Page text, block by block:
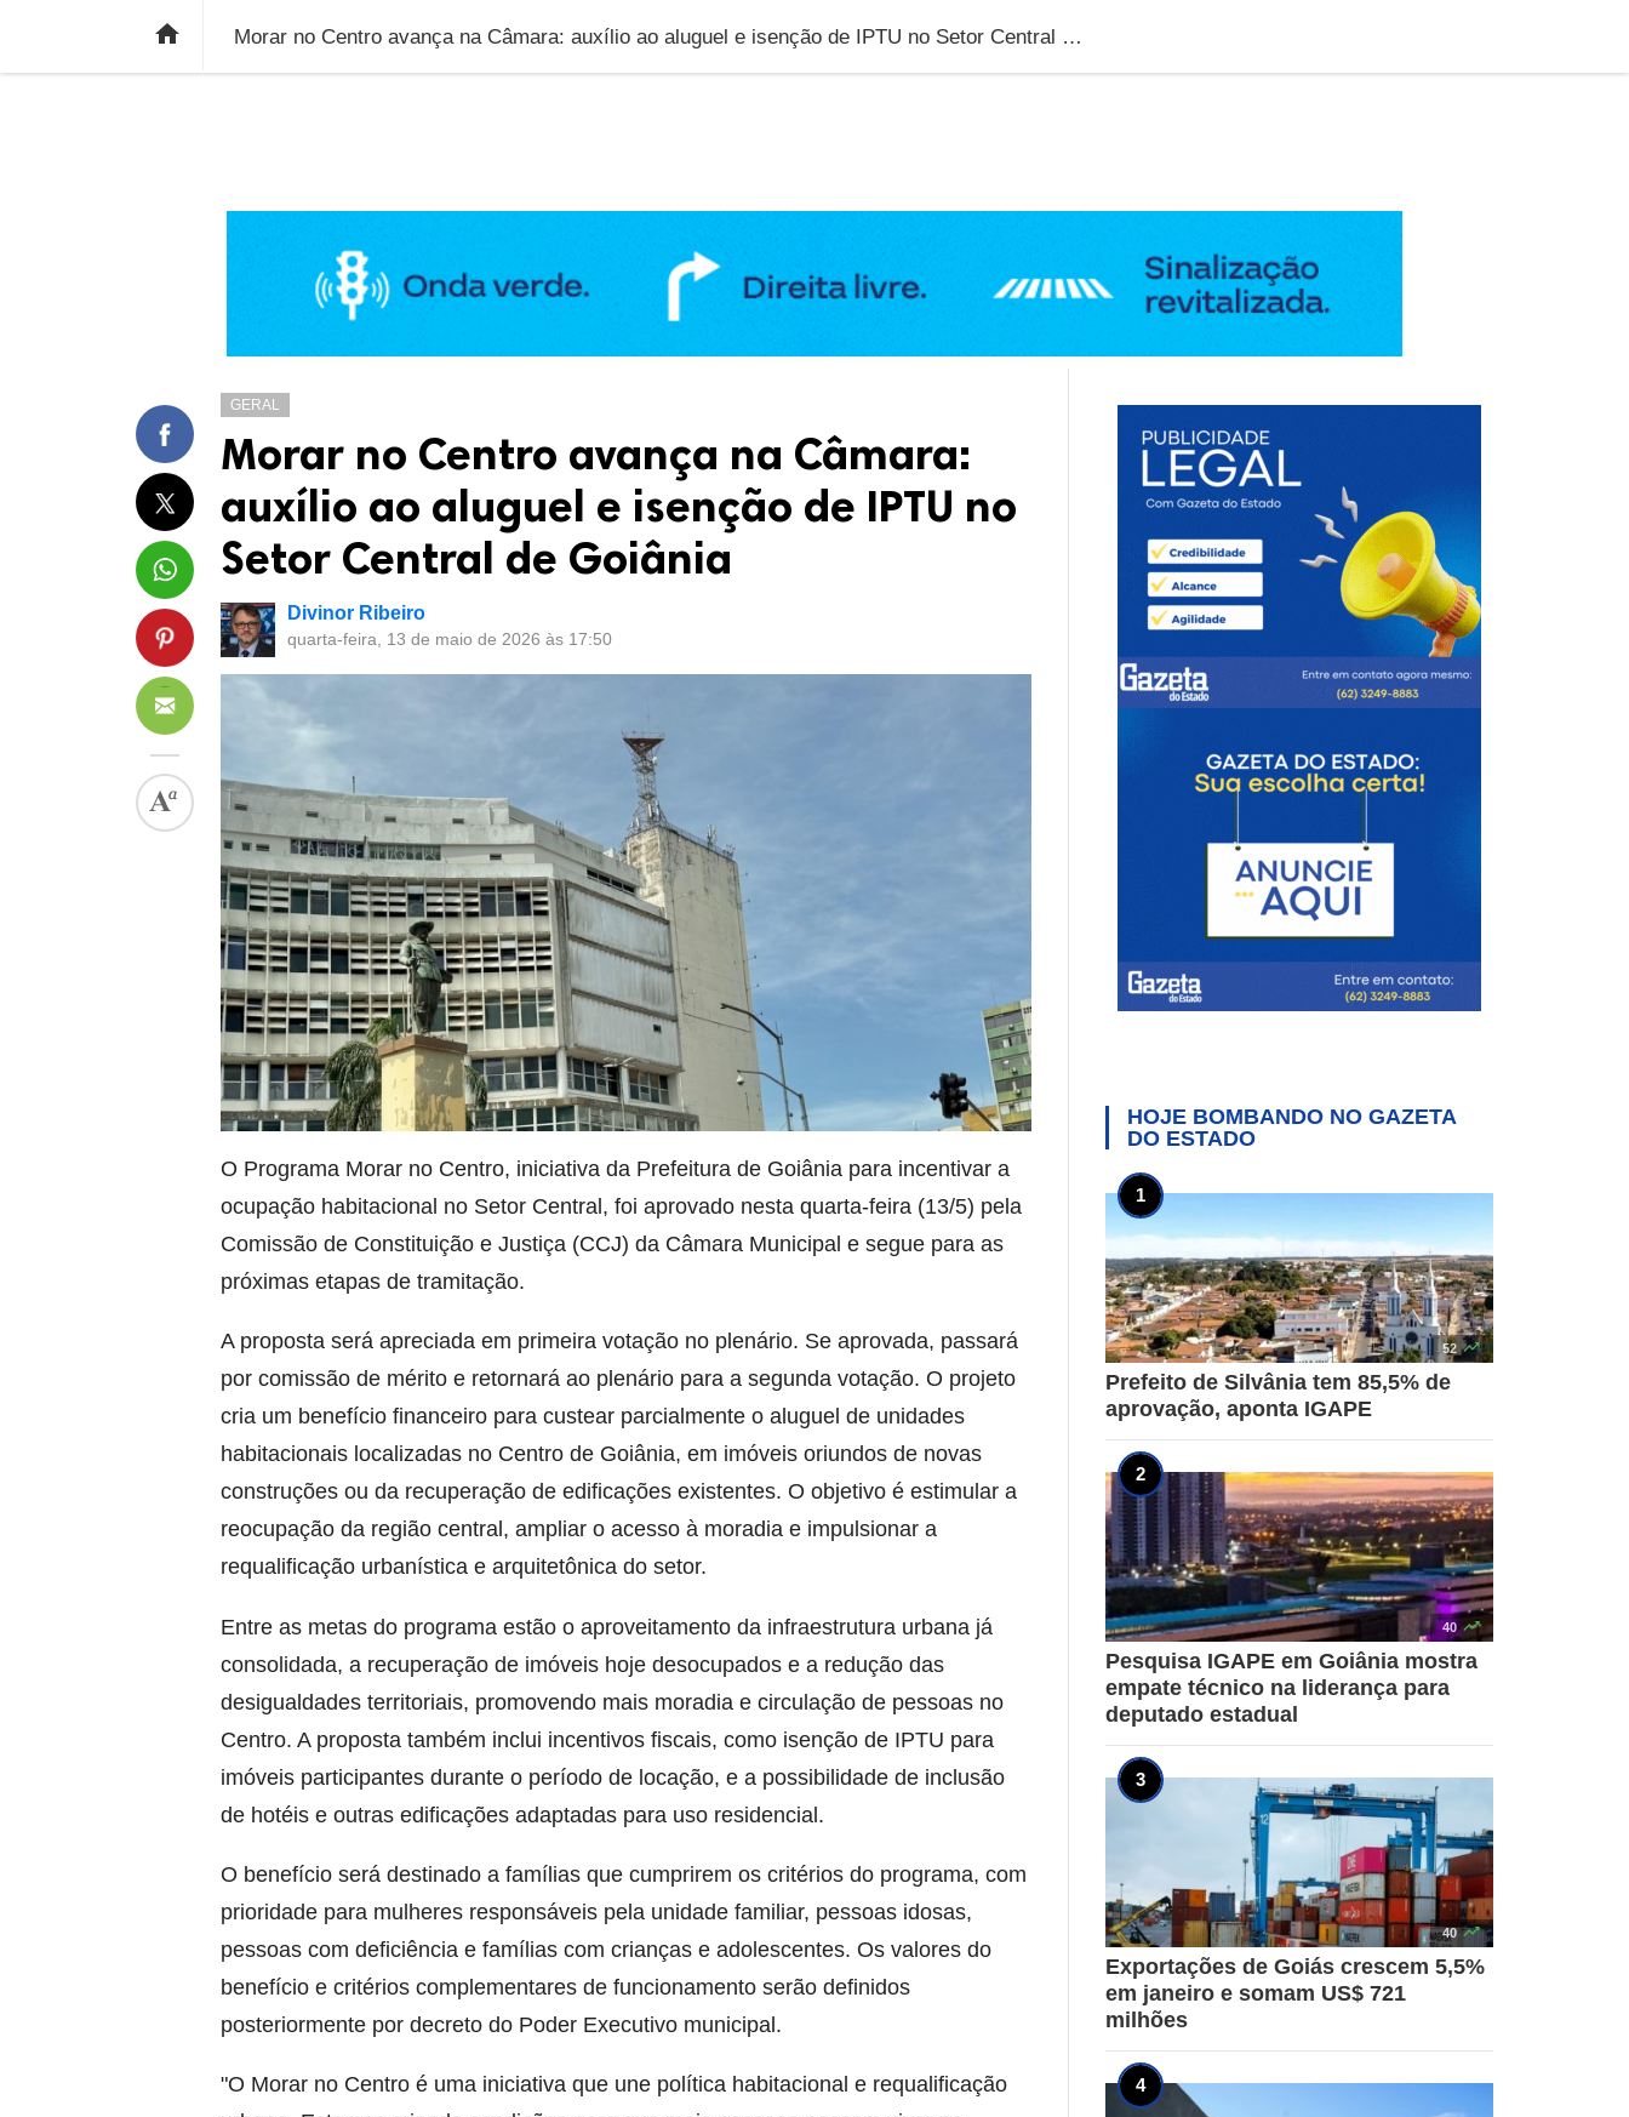

Morar no Centro avança na Câmara: auxílio ao aluguel e isenção de IPTU no Setor Central de Goiânia
GERAL
Morar no Centro avança na Câmara:
auxílio ao aluguel e isenção de IPTU no
Setor Central de Goiânia
Divinor Ribeiro
quarta-feira, 13 de maio de 2026 às 17:50
O Programa Morar no Centro, iniciativa da Prefeitura de Goiânia para incentivar a
ocupação habitacional no Setor Central, foi aprovado nesta quarta-feira (13/5) pela
Comissão de Constituição e Justiça (CCJ) da Câmara Municipal e segue para as
próximas etapas de tramitação.
A proposta será apreciada em primeira votação no plenário. Se aprovada, passará
por comissão de mérito e retornará ao plenário para a segunda votação. O projeto
cria um benefício financeiro para custear parcialmente o aluguel de unidades
habitacionais localizadas no Centro de Goiânia, em imóveis oriundos de novas
construções ou da recuperação de edificações existentes. O objetivo é estimular a
reocupação da região central, ampliar o acesso à moradia e impulsionar a
requalificação urbanística e arquitetônica do setor.
Entre as metas do programa estão o aproveitamento da infraestrutura urbana já
consolidada, a recuperação de imóveis hoje desocupados e a redução das
desigualdades territoriais, promovendo mais moradia e circulação de pessoas no
Centro. A proposta também inclui incentivos fiscais, como isenção de IPTU para
imóveis participantes durante o período de locação, e a possibilidade de inclusão
de hotéis e outras edificações adaptadas para uso residencial.
O benefício será destinado a famílias que cumprirem os critérios do programa, com
prioridade para mulheres responsáveis pela unidade familiar, pessoas idosas,
pessoas com deficiência e famílias com crianças e adolescentes. Os valores do
benefício e critérios complementares de funcionamento serão definidos
posteriormente por decreto do Poder Executivo municipal.
"O Morar no Centro é uma iniciativa que une política habitacional e requalificação
HOJE BOMBANDO NO GAZETA
DO ESTADO
52 
Prefeito de Silvânia tem 85,5% de
aprovação, aponta IGAPE
40 
Pesquisa IGAPE em Goiânia mostra
empate técnico na liderança para
deputado estadual
40 
Exportações de Goiás crescem 5,5%
em janeiro e somam US$ 721
milhões